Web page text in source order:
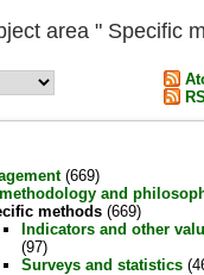
area " Specific
(669)
methodology and
methods (669)
Indicators and other
(97)
Surveys and statistics